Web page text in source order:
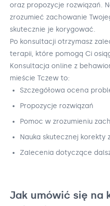
oraz propozycje rozwiązań.
zrozumieć zachowanie
skutecznie je korygować.
Po konsultacji otrzymasz
terapii, które pomogą Ci
Konsultacja online z
mieście Tczew to:
Szczegółowa ocena
Propozycje rozwiązań
Pomoc w zrozumieniu
Nauka skutecznej korekty
Zalecenia dotyczące
Jak umówić się na